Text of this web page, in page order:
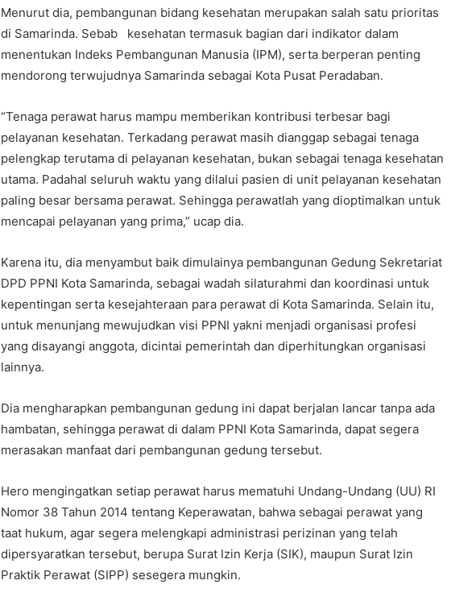
Menurut dia, pembangunan bidang kesehatan merupakan salah satu prioritas
di Samarinda. Sebab kesehatan termasuk bagian dari indikator dalam
menentukan Indeks Pembangunan Manusia (IPM), serta berperan penting
mendorong terwujudnya Samarinda sebagai Kota Pusat Peradaban.
“Tenaga perawat harus mampu memberikan kontribusi terbesar bagi
pelayanan kesehatan. Terkadang perawat masih dianggap sebagai tenaga
pelengkap terutama di pelayanan kesehatan, bukan sebagai tenaga kesehatan
utama. Padahal seluruh waktu yang dilalui pasien di unit pelayanan kesehatan
paling besar bersama perawat. Sehingga perawatlah yang dioptimalkan untuk
mencapai pelayanan yang prima,” ucap dia.
Karena itu, dia menyambut baik dimulainya pembangunan Gedung Sekretariat
DPD PPNI Kota Samarinda, sebagai wadah silaturahmi dan koordinasi untuk
kepentingan serta kesejahteraan para perawat di Kota Samarinda. Selain itu,
untuk menunjang mewujudkan visi PPNI yakni menjadi organisasi profesi
yang disayangi anggota, dicintai pemerintah dan diperhitungkan organisasi
lainnya.
Dia mengharapkan pembangunan gedung ini dapat berjalan lancar tanpa ada
hambatan, sehingga perawat di dalam PPNI Kota Samarinda, dapat segera
merasakan manfaat dari pembangunan gedung tersebut.
Hero mengingatkan setiap perawat harus mematuhi Undang-Undang (UU) RI
Nomor 38 Tahun 2014 tentang Keperawatan, bahwa sebagai perawat yang
taat hukum, agar segera melengkapi administrasi perizinan yang telah
dipersyaratkan tersebut, berupa Surat Izin Kerja (SIK), maupun Surat Izin
Praktik Perawat (SIPP) sesegera mungkin.